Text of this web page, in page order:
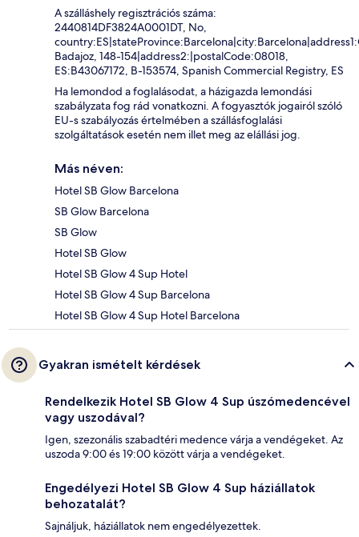
A szálláshely regisztrációs száma:
2440814DF3824A0001DT, No,
Badajoz, 148-154|address2:|postalCode:08018,
ES:B43067172, B-153574, Spanish Commercial Registry, ES
Ha lemondod a foglalásodat, a házigazda lemondási
szabályzata fog rád vonatkozni. A fogyasztók jogairól szóló
EU-s szabályozás értelmében a szállásfoglalási
szolgáltatások esetén nem illet meg az elállási jog.
Más néven:
Hotel SB Glow Barcelona
SB Glow Barcelona
SB Glow
Hotel SB Glow
Hotel SB Glow 4 Sup Hotel
Hotel SB Glow 4 Sup Barcelona
Hotel SB Glow 4 Sup Hotel Barcelona
Gyakran ismételt kérdések
Rendelkezik Hotel SB Glow 4 Sup úszómedencével
vagy uszodával?
Igen, szezonális szabadtéri medence várja a vendégeket. Az
uszoda 9:00 és 19:00 között várja a vendégeket.
Engedélyezi Hotel SB Glow 4 Sup háziállatok
behozatalát?
Sajnáljuk, háziállatok nem engedélyezettek.